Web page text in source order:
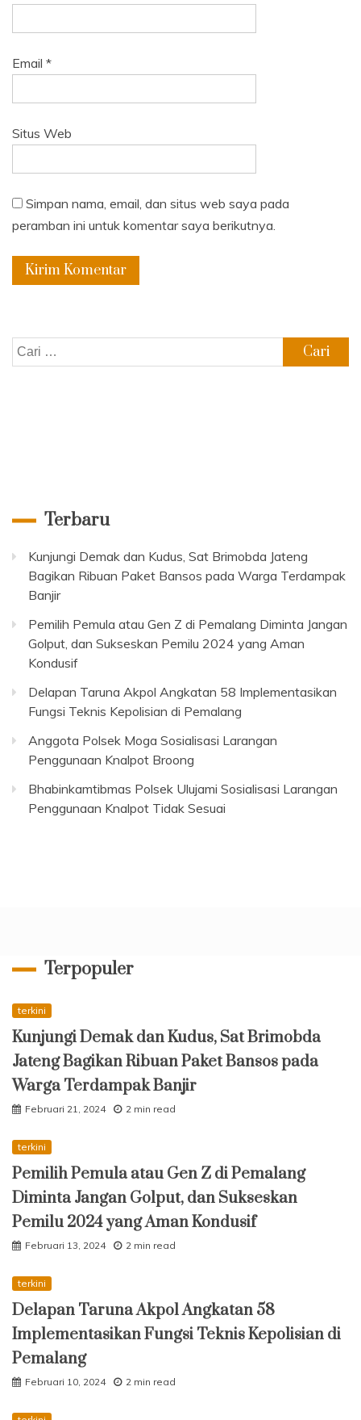
Email *
Situs Web
Simpan nama, email, dan situs web saya pada
peramban ini untuk komentar saya berikutnya.
Cari
untuk:
Terbaru
Kunjungi Demak dan Kudus, Sat Brimobda Jateng
Bagikan Ribuan Paket Bansos pada Warga Terdampak
Banjir
Pemilih Pemula atau Gen Z di Pemalang Diminta Jangan
Golput, dan Sukseskan Pemilu 2024 yang Aman
Kondusif
Delapan Taruna Akpol Angkatan 58 Implementasikan
Fungsi Teknis Kepolisian di Pemalang
Anggota Polsek Moga Sosialisasi Larangan
Penggunaan Knalpot Broong
Bhabinkamtibmas Polsek Ulujami Sosialisasi Larangan
Penggunaan Knalpot Tidak Sesuai
Terpopuler
terkini
Kunjungi Demak dan Kudus, Sat Brimobda
Jateng Bagikan Ribuan Paket Bansos pada
Warga Terdampak Banjir
Februari 21, 2024 2 min read
terkini
Pemilih Pemula atau Gen Z di Pemalang
Diminta Jangan Golput, dan Sukseskan
Pemilu 2024 yang Aman Kondusif
Februari 13, 2024 2 min read
terkini
Delapan Taruna Akpol Angkatan 58
Implementasikan Fungsi Teknis Kepolisian di
Pemalang
Februari 10, 2024 2 min read